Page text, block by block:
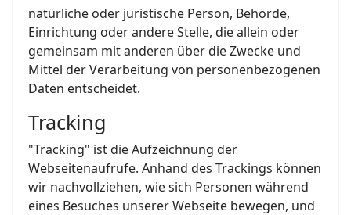
natürliche oder juristische Person, Behörde,
Einrichtung oder andere Stelle, die allein oder
gemeinsam mit anderen über die Zwecke und
Mittel der Verarbeitung von personenbezogenen
Daten entscheidet.
Tracking
"Tracking" ist die Aufzeichnung der
Webseitenaufrufe. Anhand des Trackings können
wir nachvollziehen, wie sich Personen während
eines Besuches unserer Webseite bewegen, und